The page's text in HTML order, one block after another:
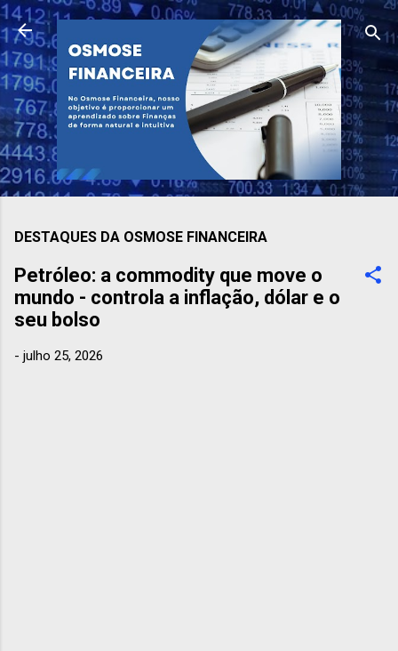
Pular para o conteúdo principal
DESTAQUES DA OSMOSE FINANCEIRA
Petróleo: a commodity que move o
mundo - controla a inflação, dólar e o
seu bolso
- julho 25, 2026